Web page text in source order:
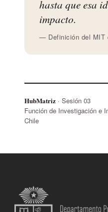
hasta que esa
impacto.
— Definición del MIT
HubMatriz · Sesión 03
Función de Investigación e
Chile